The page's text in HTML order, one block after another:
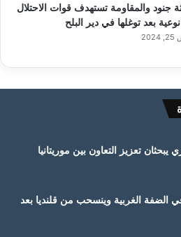
جنود والمقاومة تستهدف قوات الاحتلال
بعد توغلها في دير البلح
يبحثان تعزيز التعاون بين موريتانيا
الضفة الغربية وينسحب من قلنديا بعد